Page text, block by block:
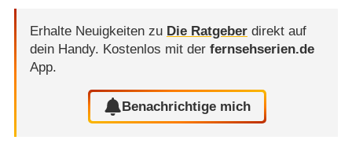
Erhalte Neuigkeiten zu Die Ratgeberdirekt auf
dein Handy. Kostenlos mit der fernsehserien.de
App.
Benachrichtige mich